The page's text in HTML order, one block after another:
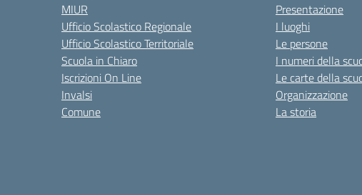
MIUR
Ufficio Scolastico Regionale
Ufficio Scolastico Territoriale
Scuola in Chiaro
Iscrizioni On Line
Invalsi
Comune
Presentazione
I luoghi
Le persone
I numeri della
Le carte della
Organizzazione
La storia